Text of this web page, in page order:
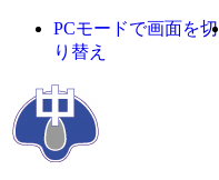
PCモードで画面を切
り替え